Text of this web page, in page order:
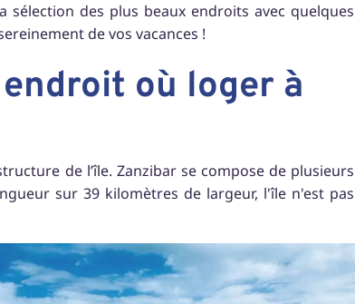
des plus beaux endroits avec quelques
de vos vacances !
où loger à
de l’île. Zanzibar se compose de plusieurs
sur 39 kilomètres de largeur, l'île n'est pas